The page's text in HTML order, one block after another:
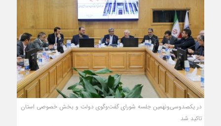
در یکصدوسی‌ونهمین جلسه شورای گفت‌وگوی دولت و بخش خصوصی استان
تاکید شد